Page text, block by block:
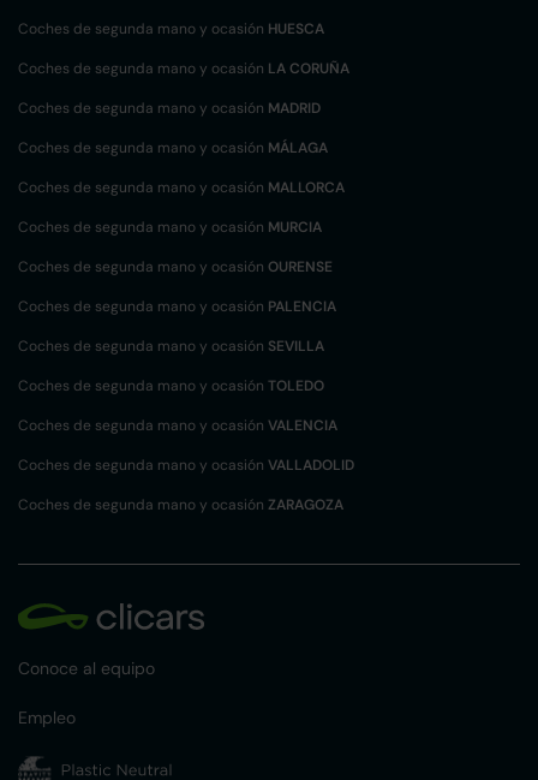
Coches de segunda mano y ocasión HUESCA
Coches de segunda mano y ocasión LA CORUÑA
Coches de segunda mano y ocasión MADRID
Coches de segunda mano y ocasión MÁLAGA
Coches de segunda mano y ocasión MALLORCA
Coches de segunda mano y ocasión MURCIA
Coches de segunda mano y ocasión OURENSE
Coches de segunda mano y ocasión PALENCIA
Coches de segunda mano y ocasión SEVILLA
Coches de segunda mano y ocasión TOLEDO
Coches de segunda mano y ocasión VALENCIA
Coches de segunda mano y ocasión VALLADOLID
Coches de segunda mano y ocasión ZARAGOZA
Conoce al equipo
Empleo